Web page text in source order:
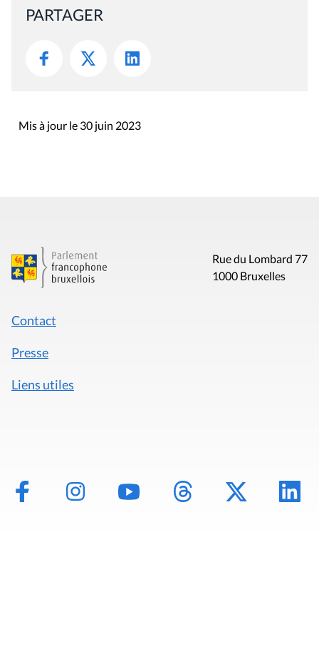
PARTAGER
Mis à jour le 30 juin 2023
Rue du Lombard 77
1000 Bruxelles
Contact
Presse
Liens utiles